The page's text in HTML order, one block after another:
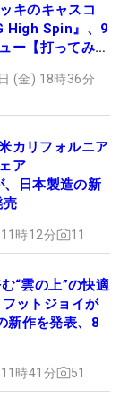
キのキャスコ
High Spin』、9
ー【打ってみ
(金) 18時36分
カリフォルニア
ア
、日本製造の新
売
時12分 11
“雲の上”の快適
ットジョイが
新作を発表、8
時41分 51